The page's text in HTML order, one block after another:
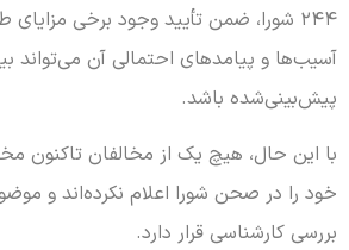
۲۴۴ شورا، ضمن تأیید وجود برخی
آسیب‌ها و پیامدهای احتمالی آن می‌تواند
پیش‌بینی‌شده باشد.
با این حال، هیچ‌ یک از مخالفان تاکنون
خود را در صحن شورا اعلام نکرده‌اند و
بررسی کارشناسی قرار دارد.